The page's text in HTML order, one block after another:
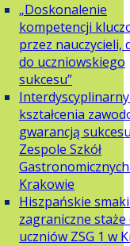
„Doskonalenie
kompetencji
przez nauczycieli,
do uczniowskiego
sukcesu”
kształcenia
gwarancją
Zespole Szkół
Krakowie
Hiszpańskie
zagraniczne staże
uczniów ZSG 1 w